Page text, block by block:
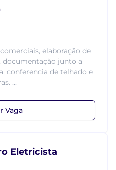
elaboração de
documentação junto a
conferencia de telhado e
...
Vaga
Eletricista